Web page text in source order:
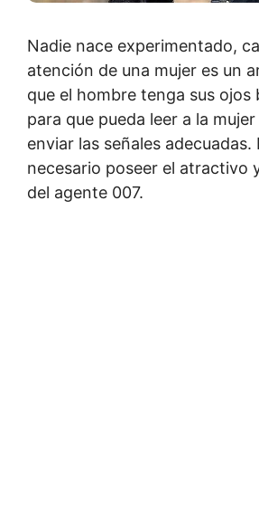
Nadie nace experimentado,
atención de una mujer es un
que el hombre tenga sus ojos
para que pueda leer a la
enviar las señales adecuadas.
necesario poseer el atractivo
del agente 007.